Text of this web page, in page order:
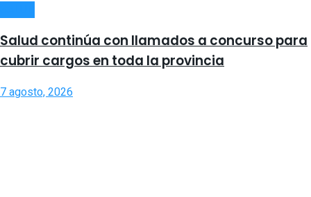
Salud continúa con llamados a concurso para
cubrir cargos en toda la provincia
7 agosto, 2026